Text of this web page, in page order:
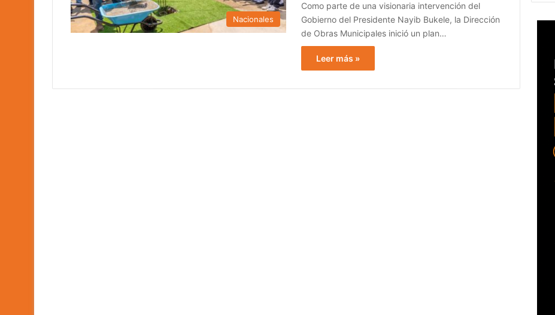
Nacionales
Como parte de una visionaria intervención del
Gobierno del Presidente Nayib Bukele, la Dirección
de Obras Municipales inició un plan…
Leer más »